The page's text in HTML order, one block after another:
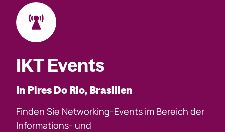
IKT Events
In Pires Do Rio, Brasilien
Finden Sie Networking-Events im Bereich der
Informations- und